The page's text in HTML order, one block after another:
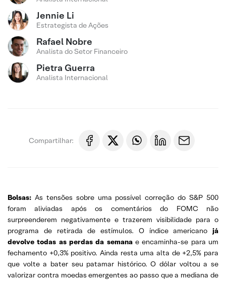
Jennie Li
Estrategista de Ações
Rafael Nobre
Analista do Setor Financeiro
Pietra Guerra
Analista Internacional
Compartilhar:
Bolsas: As tensões sobre uma possível correção do S&P 500
foram aliviadas após os comentários do FOMC não
surpreenderem negativamente e trazerem visibilidade para o
programa de retirada de estímulos. O índice americano já
devolve todas as perdas da semanae encaminha-se para um
fechamento +0,3% positivo. Ainda resta uma alta de +2,5% para
que volte a bater seu patamar histórico. O dólar voltou a se
valorizar contra moedas emergentes ao passo que a mediana de